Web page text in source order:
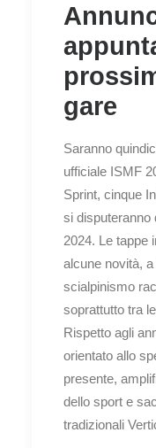
gare
Saranno
ufficiale ISMF
Sprint, cinque
si disputeranno
2024. Le tappe
alcune novità,
scialpinismo
soprattutto tra
Rispetto agli
orientato allo
presente,
dello sport e
tradizionali